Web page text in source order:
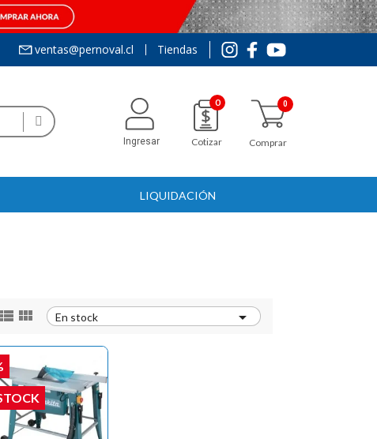
ventas@pernoval.cl Tiendas
Ingresar
0
Cotizar Comprar
LIQUIDACIÓN
  En stock 